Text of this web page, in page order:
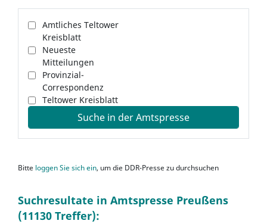
Amtliches Teltower
Kreisblatt
Neueste
Mitteilungen
Provinzial-
Correspondenz
Teltower Kreisblatt
Suche in der Amtspresse
Bitte loggen Sie sich ein, um die DDR-Presse zu durchsuchen
Suchresultate in Amtspresse Preußens
(11130 Treffer):